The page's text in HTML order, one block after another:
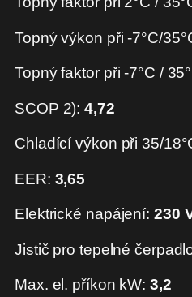
Topný výkon při -7°C/
Topný faktor při -7°C /
SCOP 2):4,72
Chladící výkon při 35/
EER: 3,65
Elektrické napájení: 230
Jistič pro tepelné
Max. el. příkon kW: 3,2